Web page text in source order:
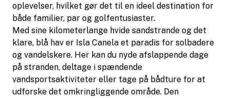
oplevelser, hvilket gør det til en ideel destination for
både familier, par og golfentusiaster.
Med sine kilometerlange hvide sandstrande og det
klare, blå hav er Isla Canela et paradis for solbadere
og vandelskere. Her kan du nyde afslappende dage
på stranden, deltage i spændende
vandsportsaktiviteter eller tage på bådture for at
udforske det omkringliggende område. Den